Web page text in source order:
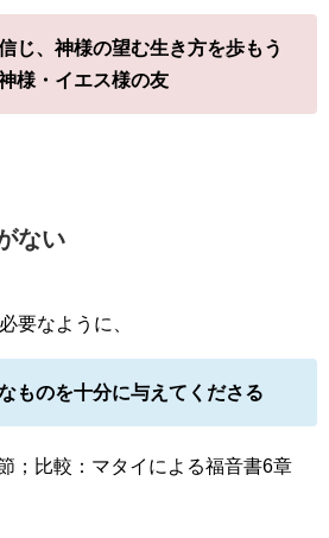
じ、神様の望む生き方を歩もう
様・イエス様の友
ない
要なように、
ものを十分に与えてくださる
；比較：マタイによる福音書6章